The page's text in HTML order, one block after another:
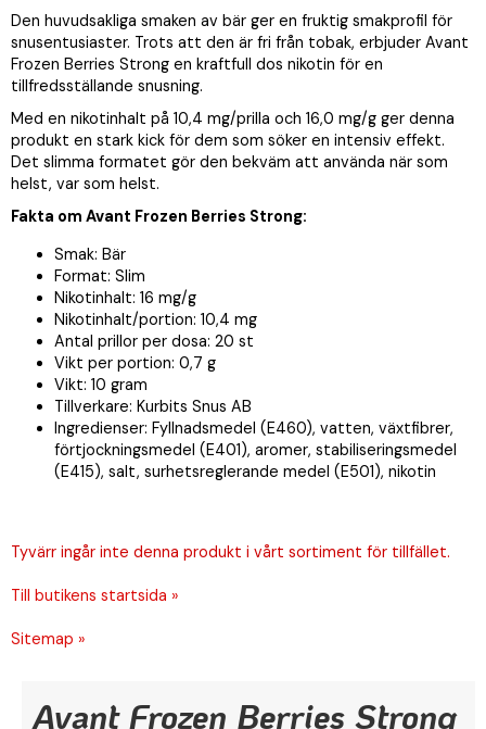
Den huvudsakliga smaken av bär ger en fruktig smakprofil för
snusentusiaster. Trots att den är fri från tobak, erbjuder Avant
Frozen Berries Strong en kraftfull dos nikotin för en
tillfredsställande snusning.
Med en nikotinhalt på 10,4 mg/prilla och 16,0 mg/g ger denna
produkt en stark kick för dem som söker en intensiv effekt.
Det slimma formatet gör den bekväm att använda när som
helst, var som helst.
Fakta om Avant Frozen Berries Strong:
Smak: Bär
Format: Slim
Nikotinhalt: 16 mg/g
Nikotinhalt/portion: 10,4 mg
Antal prillor per dosa: 20 st
Vikt per portion: 0,7 g
Vikt: 10 gram
Tillverkare: Kurbits Snus AB
Ingredienser: Fyllnadsmedel (E460), vatten, växtfibrer,
förtjockningsmedel (E401), aromer, stabiliseringsmedel
(E415), salt, surhetsreglerande medel (E501), nikotin
Tyvärr ingår inte denna produkt i vårt sortiment för tillfället.
Till butikens startsida »
Sitemap »
Avant Frozen Berries Strong